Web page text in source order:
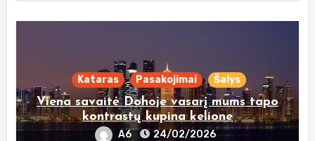
Kataras Pasakojimai Šalys
Viena savaitė Dohoje vasarį mums tapo
kontrastų kupina kelione
A6 24/02/2026